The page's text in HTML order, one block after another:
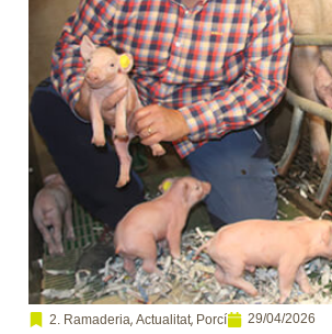
2. Ramaderia, Actualitat, Porcí 29/04/2026